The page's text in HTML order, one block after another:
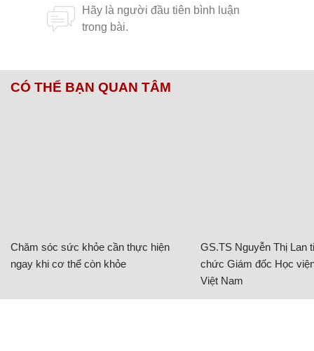
CÓ THỂ BẠN QUAN TÂM
Chăm sóc sức khỏe cần thực hiện
ngay khi cơ thể còn khỏe
GS.TS Nguyễn Thị Lan
chức Giám đốc Học
Việt Nam